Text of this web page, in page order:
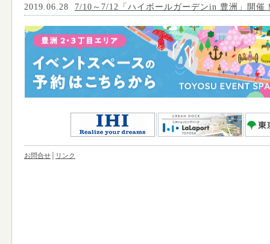
2019.06.28 7/10～7/12「ハイボールガーデンin 豊洲」開催
お問合せ リンク